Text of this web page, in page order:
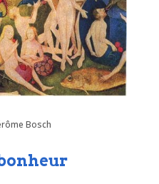
Bosch